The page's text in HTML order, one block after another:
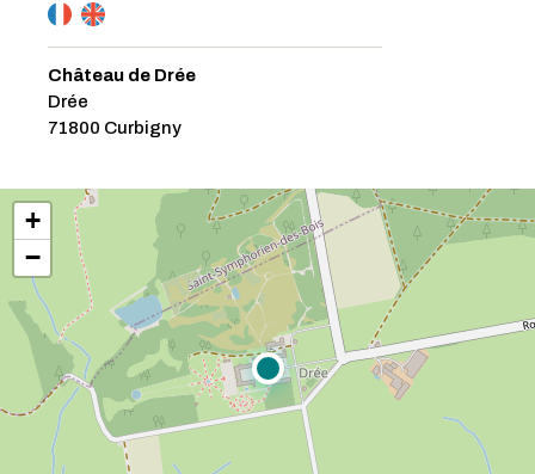
Château de Drée
Drée
71800 Curbigny
+
−